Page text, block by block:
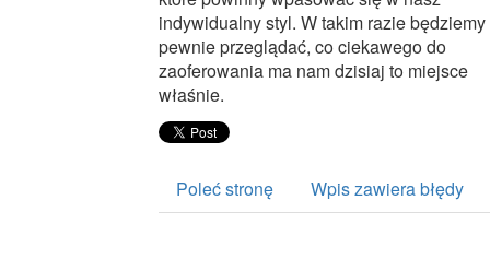
indywidualny styl. W takim razie będziemy
pewnie przeglądać, co ciekawego do
zaoferowania ma nam dzisiaj to miejsce
właśnie.
Poleć stronę Wpis zawiera błędy